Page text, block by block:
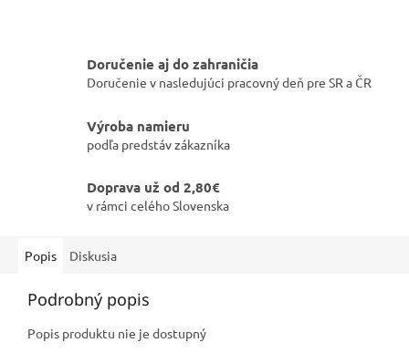
Doručenie aj do zahraničia
Doručenie v nasledujúci pracovný deň pre SR a ČR
Výroba namieru
podľa predstáv zákazníka
Doprava už od 2,80€
v rámci celého Slovenska
Popis Diskusia
Podrobný popis
Popis produktu nie je dostupný